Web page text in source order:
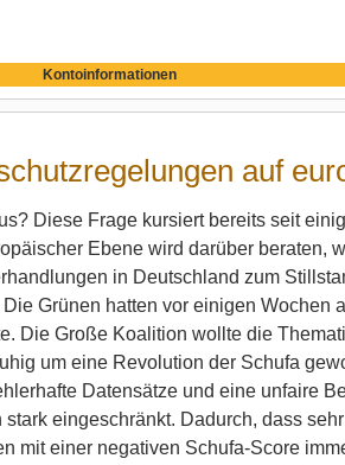
Kontoinformationen
auf
Diese Frage kursiert bereits seit
Ebene wird darüber beraten,
in Deutschland zum
Die Grünen hatten vor einigen Wochen
Die Große Koalition wollte die
um eine Revolution der Schufa
Datensätze und eine unfaire
eingeschränkt. Dadurch, dass
mit einer negativen Schufa-Score